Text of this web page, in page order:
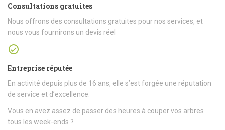
Consultations gratuites
Nous offrons des consultations gratuites pour nos services, et
nous vous fournirons un devis réel
Entreprise réputée
En activité depuis plus de 16 ans, elle s’est forgée une réputation
de service et d’excellence.
Vous en avez assez de passer des heures à couper vos arbres
tous les week-ends ?